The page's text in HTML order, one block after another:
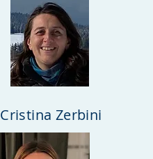
Cristina Zerbini